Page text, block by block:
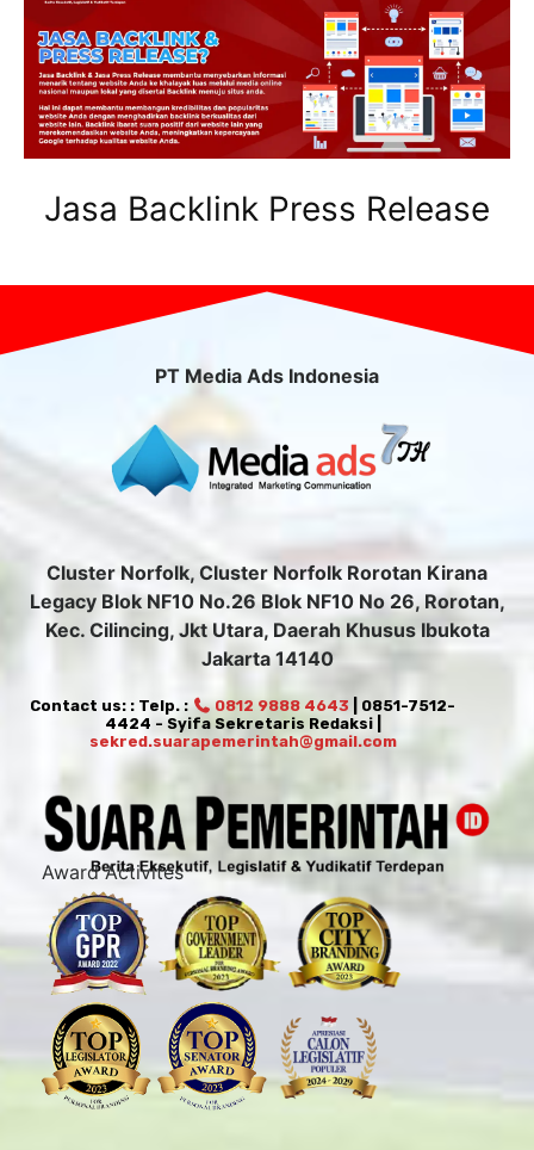
Jasa Backlink Press Release
PT Media Ads Indonesia
Cluster Norfolk, Cluster Norfolk Rorotan Kirana
Legacy Blok NF10 No.26 Blok NF10 No 26, Rorotan,
Kec. Cilincing, Jkt Utara, Daerah Khusus Ibukota
Jakarta 14140
Contact us: : Telp. : 0812 9888 4643 | 0851-7512-
4424 - Syifa Sekretaris Redaksi |
sekred.suarapemerintah@gmail.com
Award Activites